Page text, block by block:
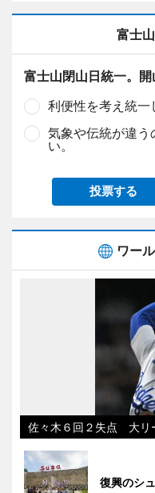
富士
富士山閉山日統一。
利便性を考え統一
気象や伝統が違う
い。
投票する
ワー
佐々木６回２失点 大リ
復興のシ